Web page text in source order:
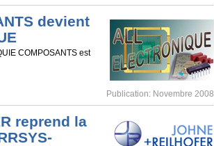
devient
COMPOSANTS est
Publication: Novembre 2008
reprend la